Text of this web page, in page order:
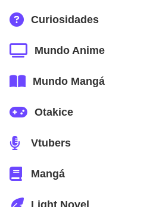
Curiosidades
Mundo Anime
Mundo Mangá
Otakice
Vtubers
Mangá
Light Novel